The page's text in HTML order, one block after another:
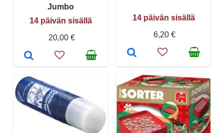
Jumbo
14 päivän sisällä
20,00 €
14 päivän sisällä
6,20 €